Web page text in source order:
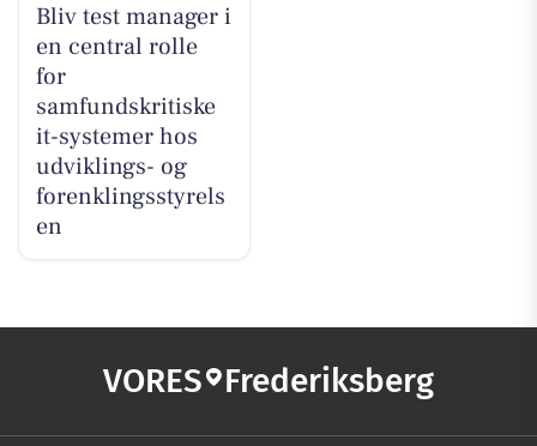
Bliv test manager i
en central rolle
for
samfundskritiske
it-systemer hos
udviklings- og
forenklingsstyrels
en
VORES Frederiksberg